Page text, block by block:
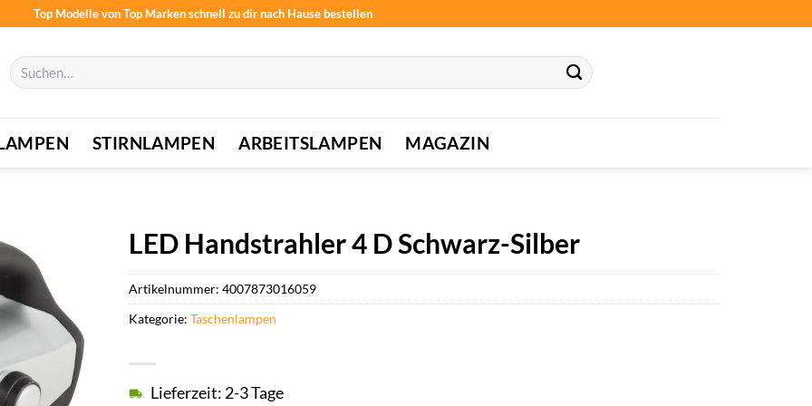
Top Modelle von Top Marken schnell zu dir nach Hause bestellen
Suchen
nach:
STIRNLAMPEN ARBEITSLAMPEN MAGAZIN
LED Handstrahler 4 D Schwarz-Silber
Lieferzeit: 2-3 Tage
Artikelnummer: 4007873016059
Kategorie: Taschenlampen